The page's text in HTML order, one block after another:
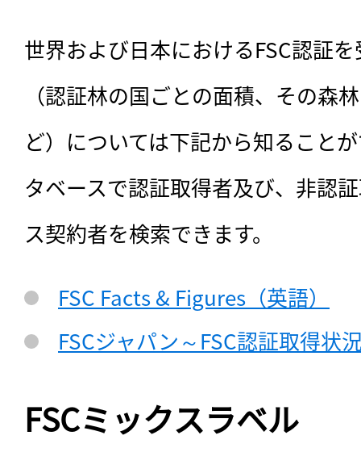
世界および日本におけるFSC認証
（認証林の国ごとの面積、その森
ど）については下記から知ること
タベースで認証取得者及び、非認
ス契約者を検索できます。
FSC Facts & Figures（英語）
FSCジャパン～FSC認証取得状
FSCミックスラベル